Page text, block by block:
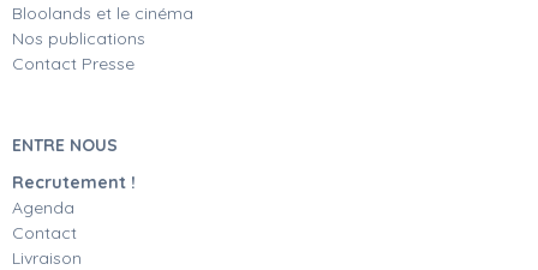
Bloolands et le cinéma
Nos publications
Contact Presse
ENTRE NOUS
Recrutement !
Agenda
Contact
Livraison